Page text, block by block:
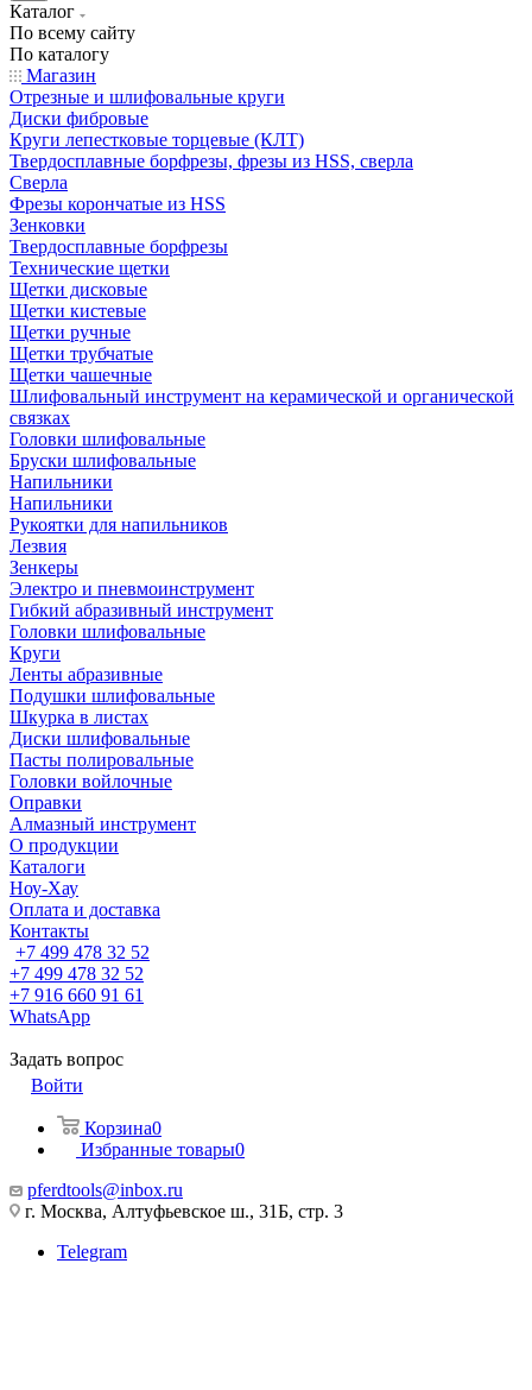
Каталог
По всему сайту
По каталогу
Магазин
Отрезные и шлифовальные круги
Диски фибровые
Круги лепестковые торцевые (КЛТ)
Твердосплавные борфрезы, фрезы из HSS, сверла
Сверла
Фрезы корончатые из HSS
Зенковки
Твердосплавные борфрезы
Технические щетки
Щетки дисковые
Щетки кистевые
Щетки ручные
Щетки трубчатые
Щетки чашечные
Шлифовальный инструмент на керамической и органической
связках
Головки шлифовальные
Бруски шлифовальные
Напильники
Напильники
Рукоятки для напильников
Лезвия
Зенкеры
Электро и пневмоинструмент
Гибкий абразивный инструмент
Головки шлифовальные
Круги
Ленты абразивные
Подушки шлифовальные
Шкурка в листах
Диски шлифовальные
Пасты полировальные
Головки войлочные
Оправки
Алмазный инструмент
О продукции
Каталоги
Ноу-Хау
Оплата и доставка
Контакты
+7 499 478 32 52
+7 499 478 32 52
+7 916 660 91 61
WhatsApp
Задать вопрос
Войти
Корзина0
Избранные товары0
pferdtools@inbox.ru
г. Москва, Алтуфьевское ш., 31Б, стр. 3
Telegram